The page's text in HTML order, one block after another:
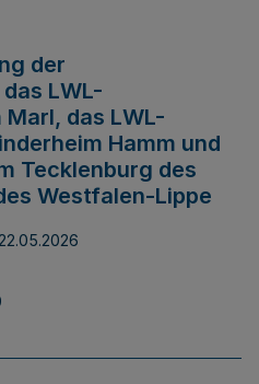
der
LWL-
das LWL-
Hamm und
Tecklenburg des
Westfalen-Lippe
22.05.2026